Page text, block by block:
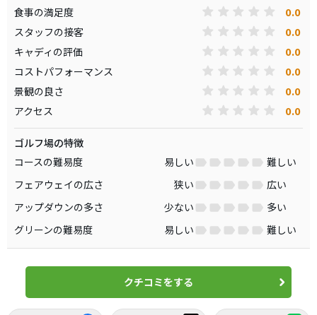
食事の満足度 0.0
スタッフの接客 0.0
キャディの評価 0.0
コストパフォーマンス 0.0
景観の良さ 0.0
アクセス 0.0
ゴルフ場の特徴
コースの難易度
易しい
難しい
フェアウェイの広さ
狭い
広い
アップダウンの多さ
少ない
多い
グリーンの難易度
易しい 難しい
クチコミをする